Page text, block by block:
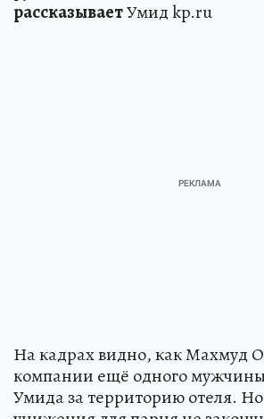
рассказываетУмид kp.ru
На кадрах видно, как Махмуд
компании ещё одного
Умида за территорию отеля.